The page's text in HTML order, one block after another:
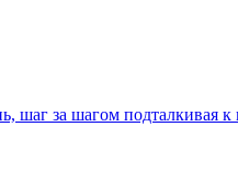
шаг за шагом подталкивая